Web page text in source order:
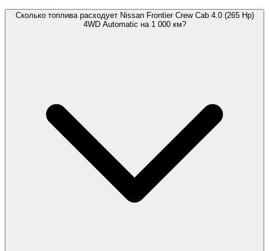
Сколько топлива расходует Nissan Frontier Crew Cab 4.0 (265 Hp)
4WD Automatic на 1 000 км?